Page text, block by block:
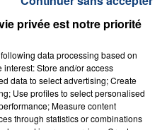
SPEARS
RADIO CONTACT
privée est notre priorité
data processing based on
Store and/or access
data to select advertising; Create
Use profiles to select personalised
Measure content
through statistics or combinations